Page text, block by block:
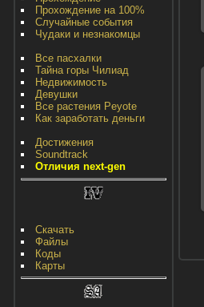
Прохождение на 100%
Случайные события
Чудаки и незнакомцы
Все пасхалки
Тайна горы Чилиад
Недвижимость
Девушки
Все растения Peyote
Как заработать деньги
Достижения
Soundtrack
Отличия next-gen
Скачать
Файлы
Коды
Карты